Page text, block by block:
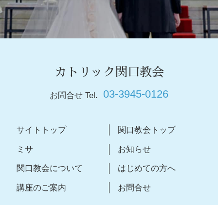
カトリック関口教会
お問合せ Tel. 03-3945-0126
サイトトップ 関口教会トップ
ミサ お知らせ
関口教会について はじめての方へ
講座のご案内 お問合せ